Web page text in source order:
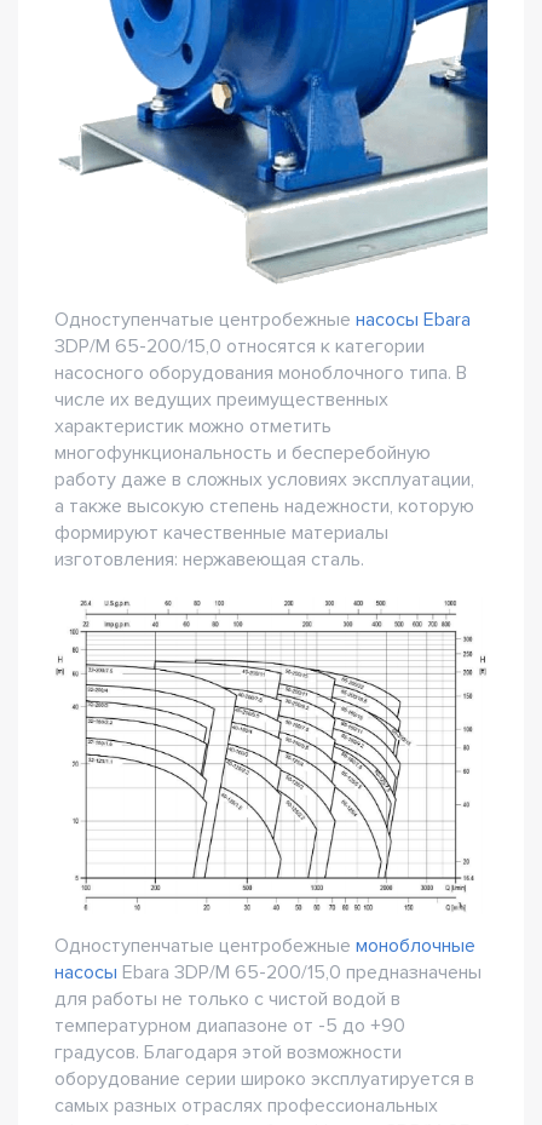
Одноступенчатые центробежные насосы Ebara
3DP/M 65-200/15,0 относятся к категории
насосного оборудования моноблочного типа. В
числе их ведущих преимущественных
характеристик можно отметить
многофункциональность и бесперебойную
работу даже в сложных условиях эксплуатации,
а также высокую степень надежности, которую
формируют качественные материалы
изготовления: нержавеющая сталь.
Одноступенчатые центробежные моноблочные
насосы Ebara 3DP/M 65-200/15,0 предназначены
для работы не только с чистой водой в
температурном диапазоне от -5 до +90
градусов. Благодаря этой возможности
оборудование серии широко эксплуатируется в
самых разных отраслях профессиональных